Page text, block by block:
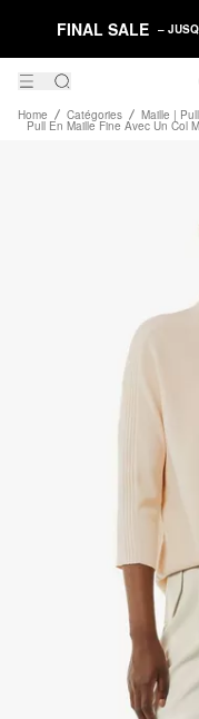
FINAL SALE –
Home Catégories Maille |
Pull En Maille Fine Avec Un Col